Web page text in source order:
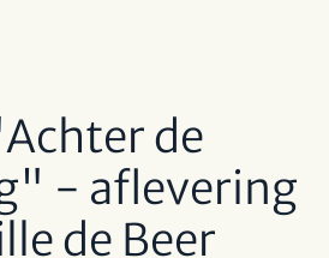
de
- aflevering
de Beer